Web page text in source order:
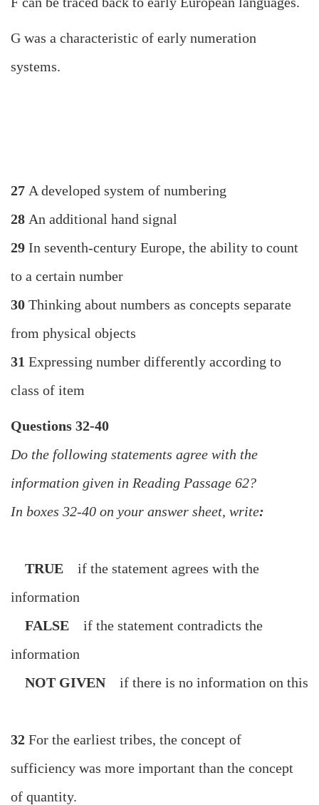
G was a characteristic of early numeration
systems.
27 A developed system of numbering
28 An additional hand signal
29 In seventh-century Europe, the ability to count
to a certain number
30 Thinking about numbers as concepts separate
from physical objects
31 Expressing number differently according to
class of item
Questions 32-40
Do the following statements agree with the
information given in Reading Passage 62?
In boxes 32-40 on your answer sheet, write:
TRUE if the statement agrees with the
information
FALSE if the statement contradicts the
information
NOT GIVEN
if there is no information on this
32 For the earliest tribes, the concept of
sufficiency was more important than the concept
of quantity.